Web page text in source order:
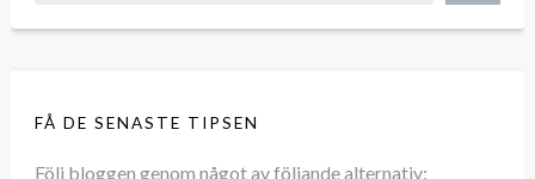
FÅ DE SENASTE TIPSEN
Följ bloggen genom något av följande alternativ: